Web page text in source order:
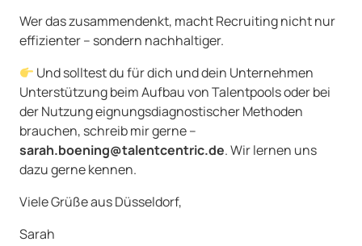
Wer das zusammendenkt, macht Recruiting nicht nur
effizienter – sondern nachhaltiger.
Und solltest du für dich und dein Unternehmen
Unterstützung beim Aufbau von Talentpools oder bei
der Nutzung eignungsdiagnostischer Methoden
brauchen, schreib mir gerne –
sarah.boening@talentcentric.de. Wir lernen uns
dazu gerne kennen.
Viele Grüße aus Düsseldorf,
Sarah